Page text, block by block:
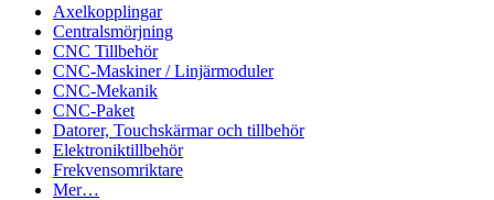
Axelkopplingar
Centralsmörjning
CNC Tillbehör
CNC-Maskiner / Linjärmoduler
CNC-Mekanik
CNC-Paket
Datorer, Touchskärmar och tillbehör
Elektroniktillbehör
Frekvensomriktare
Mer…